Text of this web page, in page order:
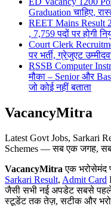
Graduation चाहिए,
REET Mains Result
, 7,759 पदों पर होगी
Court Clerk
पर भर्ती, ग्रेजुएट
RSSB Computer
मौका – Senior और
जो कोई नहीं बताता
VacancyMitra
Latest Govt Jobs, Sarkari
Schemes — सब एक जगह,
VacancyMitra एक भरोसेमंद
Sarkari Result, Admit Card
जैसी सभी नई अपडेट सबसे पहले
स्टूडेंट तक तेज़, सटीक और